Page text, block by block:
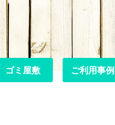
ゴミ屋敷
ゴミ屋敷 ご利用事例
ご利用事例